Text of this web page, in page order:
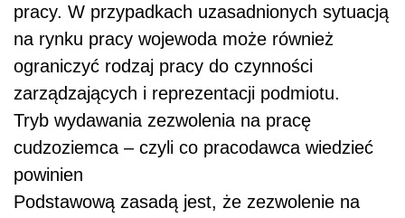
pracy. W przypadkach uzasadnionych sytuacją
na rynku pracy wojewoda może również
ograniczyć rodzaj pracy do czynności
zarządzających i reprezentacji podmiotu.
Tryb wydawania zezwolenia na pracę
cudzoziemca – czyli co pracodawca wiedzieć
powinien
Podstawową zasadą jest, że zezwolenie na